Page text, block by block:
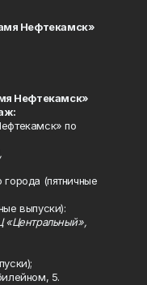
Нефтекамск»
Нефтекамск»
по
(пятничные
выпуски):
«Центральный»,
5.